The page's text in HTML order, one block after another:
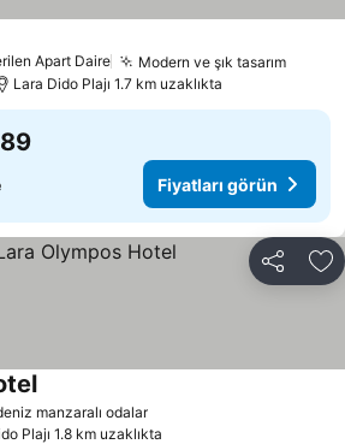
Apart Daire Modern ve şık tasarım
Lara Dido Plajı 1.7 km uzaklıkta
Fiyatları görün
Paylaş
manzaralı odalar
Plajı 1.8 km uzaklıkta